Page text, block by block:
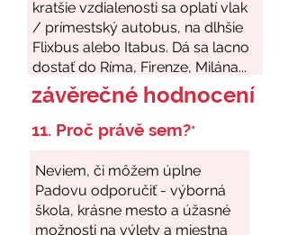
závěrečné hodnocení
11. Proč právě sem?*